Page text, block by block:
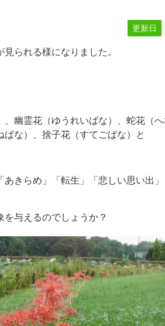
更新日
られる様になりました。
幽霊花（ゆうれいばな）、蛇花（
な）、捨子花（すてごばな）と
きらめ」「転生」「悲しい思い出」
与えるのでしょうか？